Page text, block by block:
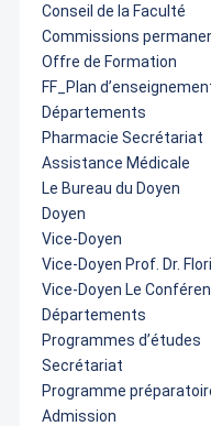
Conseil de la Faculté
Commissions
Offre de Formation
FF_Plan
Départements
Pharmacie Secrétariat
Assistance Médicale
Le Bureau du Doyen
Doyen
Vice-Doyen
Vice-Doyen Prof. Dr.
Vice-Doyen Le
Départements
Programmes d’études
Secrétariat
Programme
Admission